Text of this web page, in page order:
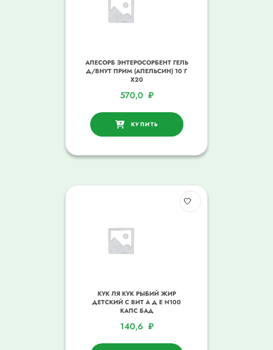
АЛЕСОРБ ЭНТЕРОСОРБЕНТ ГЕЛЬ
Д/ВНУТ ПРИМ (АПЕЛЬСИН) 10 Г
Х20
570,0 ₽
КУПИТЬ
КУК ЛЯ КУК РЫБИЙ ЖИР
ДЕТСКИЙ С ВИТ А Д Е N100
КАПС БАД
140,6 ₽